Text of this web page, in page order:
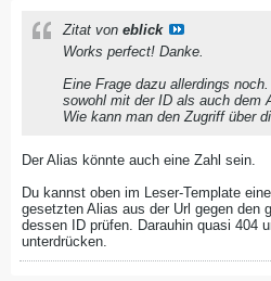
Zitat von eblick
Works perfect! Danke.
Eine Frage dazu allerdings
sowohl mit der ID als auch dem
Wie kann man den Zugriff über
Der Alias könnte auch eine Zahl sein.
Du kannst oben im Leser-Template
gesetzten Alias aus der Url gegen den
dessen ID prüfen. Darauhin quasi 404
unterdrücken.